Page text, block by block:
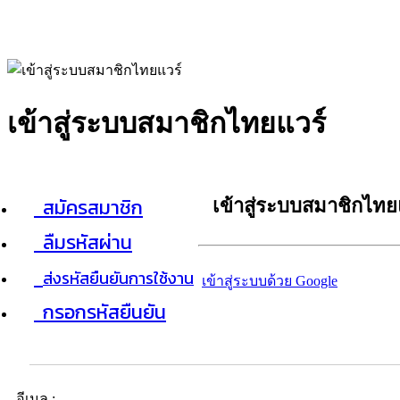
เข้าสู่ระบบสมาชิกไทยแวร์
สมัครสมาชิก
ลืมรหัสผ่าน
ส่งรหัสยืนยันการใช้งาน
กรอกรหัสยืนยัน
เข้าสู่ระบบสมาชิกไท
เข้าสู่ระบบด้วย Google